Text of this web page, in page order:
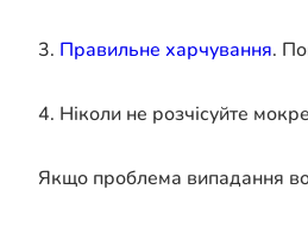
3. Правильне харчування.
4. Ніколи не розчісуйте
Якщо проблема випадання